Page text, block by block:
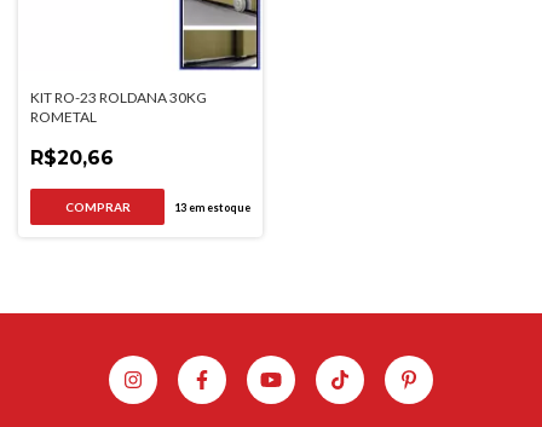
KIT RO-23 ROLDANA 30KG
ROMETAL
R$20,66
13em estoque